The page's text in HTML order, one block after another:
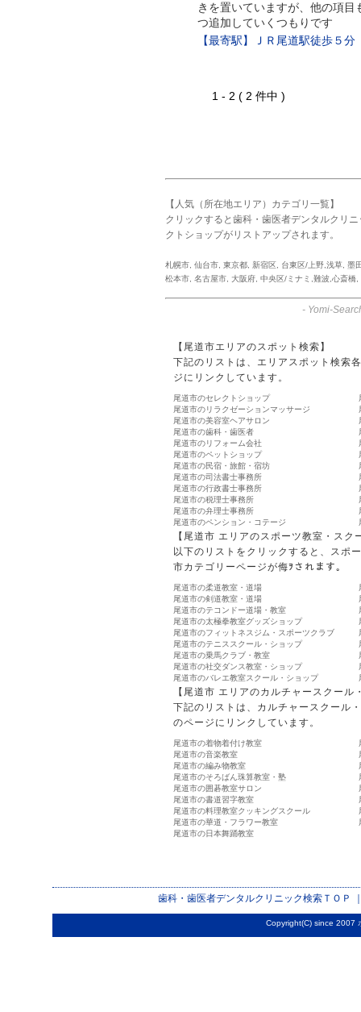
きを置いていますが、他の項目
つ追加していくつもりです
【最寄駅】ＪＲ尾道駅徒歩５分
1 - 2 ( 2 件中 )
【人気（所在地エリア）カテゴリ一覧】
クリックすると歯科・歯医者デンタルクリ
クトショップがリストアップされます。
札幌市 仙台市 東京都 新宿区 台東区/上野,浅草 墨
松本市 名古屋市 大阪府 中央区/ミナミ,難波,心斎橋
- Yomi-
【尾道市エリアのスポット検索】
下記のリストは、エリアスポット検索
ジにリンクしています。
尾道市のセレクトショップ
尾道市のリラクゼーションマッサージ
尾道市の美容室ヘアサロン
尾道市の歯科・歯医者
尾道市のリフォーム会社
尾道市のペットショップ
尾道市の民宿・旅館・宿坊
尾道市の司法書士事務所
尾道市の行政書士事務所
尾道市の税理士事務所
尾道市の弁理士事務所
尾道市のペンション・コテージ
【尾道市 エリアのスポーツ教室・スク
以下のリストをクリックすると、スポ
市カテゴリーページが侮ｦされます。
尾道市の柔道教室・道場
尾道市の剣道教室・道場
尾道市のテコンドー道場・教室
尾道市の太極拳教室グッズショップ
尾道市のフィットネスジム・スポーツクラブ
尾道市のテニススクール・ショップ
尾道市の乗馬クラブ・教室
尾道市の社交ダンス教室・ショップ
尾道市のバレエ教室スクール・ショップ
【尾道市 エリアのカルチャースクール
下記のリストは、カルチャースクール
のページにリンクしています。
尾道市の着物着付け教室
尾道市の音楽教室
尾道市の編み物教室
尾道市のそろばん珠算教室・塾
尾道市の囲碁教室サロン
尾道市の書道習字教室
尾道市の料理教室クッキングスクール
尾道市の華道・フラワー教室
尾道市の日本舞踊教室
歯科・歯医者デンタルクリニック検索 ＴＯＰ
Copyright(C) since 2007